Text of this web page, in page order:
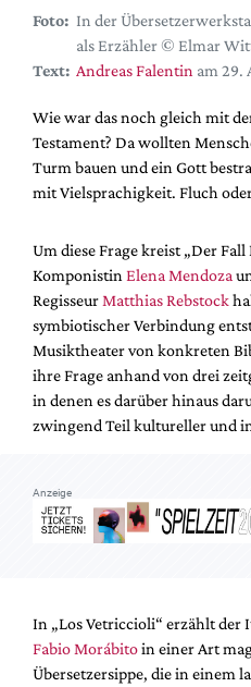
Hefte
Alle Hefte
Podcast
Service
Shop / Abo
Newsletter
Redaktion
Autor:innen
Partner
Mediadaten
Suche
Foto: In der
als Erzähler © Elmar
Text: Andreas Falentin am 29.
Wie war das noch gleich mit
Testament? Da wollten
Turm bauen und ein Gott
mit Vielsprachigkeit. Fluch oder
Um diese Frage kreist „Der Fall
Komponistin Elena Mendoza
Regisseur Matthias Rebstock
symbiotischer Verbindung
Musiktheater von konkreten
ihre Frage anhand von drei
in denen es darüber hinaus
zwingend Teil kultureller und
Anzeige
In „Los Vetriccioli“ erzählt
Fabio Morábitoin einer Art
Übersetzersippe, die in einem